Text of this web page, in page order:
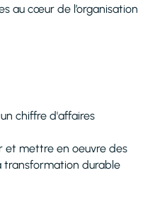
au cœur de l’organisation
chiffre d'affaires
et mettre en oeuvre des
transformation durable